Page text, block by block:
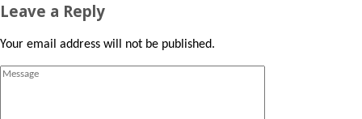
Leave a Reply
Your email address will not be published.